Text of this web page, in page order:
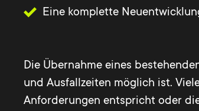
Eine komplette
Die Übernahme eines
und Ausfallzeiten möglich ist.
Anforderungen entspricht oder